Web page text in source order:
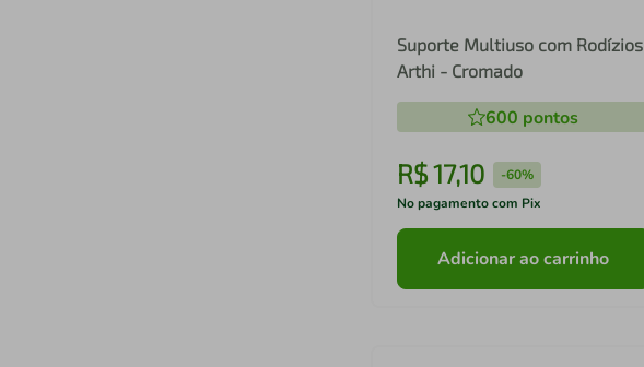
Suporte Multiuso com Rodízios
Arthi - Cromado
600 pontos
R$17,10 -60%
No pagamento com Pix
Adicionar ao carrinho